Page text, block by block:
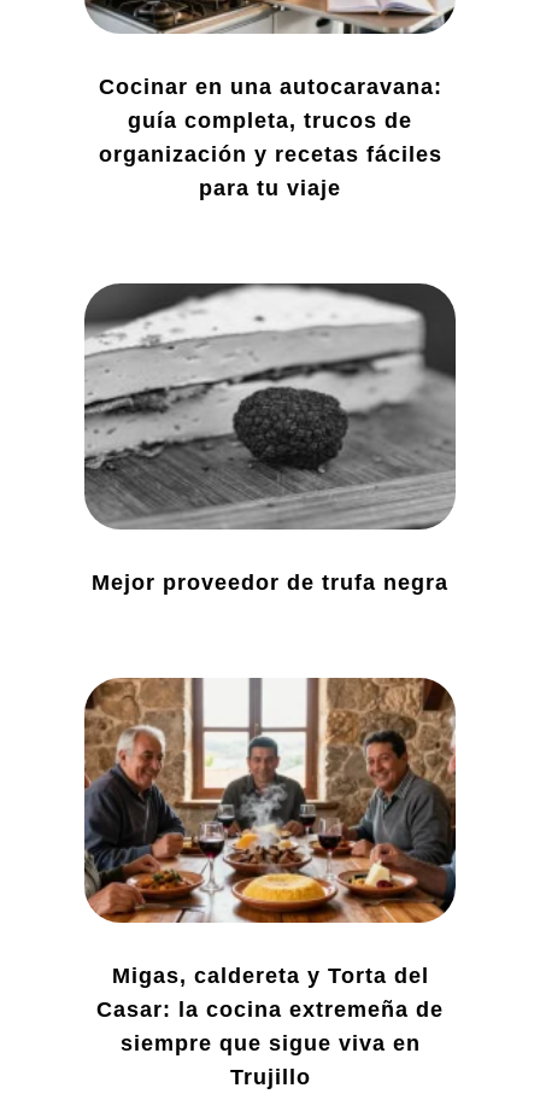
Cocinar en una autocaravana:
guía completa, trucos de
organización y recetas fáciles
para tu viaje
Mejor proveedor de trufa negra
Migas, caldereta y Torta del
Casar: la cocina extremeña de
siempre que sigue viva en
Trujillo